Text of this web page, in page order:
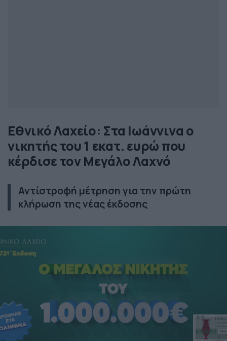
Εθνικό Λαχείο: Στα Ιωάννινα ο
νικητής του 1 εκατ. ευρώ που
κέρδισε τον Μεγάλο Λαχνό
Αντίστροφή μέτρηση για την πρώτη
κλήρωση της νέας έκδοσης